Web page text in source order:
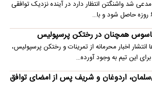
مدعی شد واشنگتن انتظار دارد در آینده نزدیک توافقی
جاسوس همچنان در رختکن پرسپولیس
اخبار محرمانه از تمرینات و رختکن پرسپولیس،
این تیم به وجود آورده…
اردوغان و شریف پس از امضای توافق